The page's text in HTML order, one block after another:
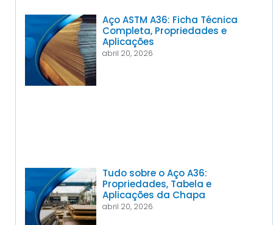
Aço ASTM A36: Ficha Técnica
Completa, Propriedades e
Aplicações
abril 20, 2026
Tudo sobre o Aço A36:
Propriedades, Tabela e
Aplicações da Chapa
abril 20, 2026